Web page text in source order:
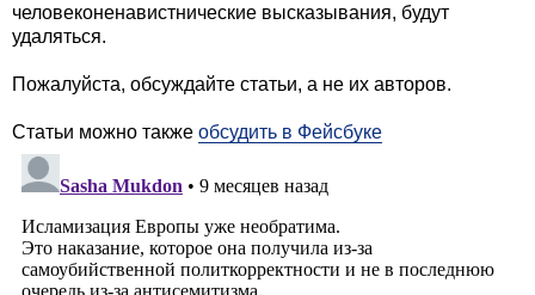
человеконенавистнические высказывания, будут
удаляться.
Пожалуйста, обсуждайте статьи, а не их авторов.
Статьи можно также обсудить в Фейсбуке